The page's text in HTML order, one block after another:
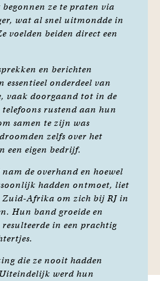
ze te praten via
wat al snel uitmondde in
voelden beiden direct een
en berichten
essentieel onderdeel van
vaak doorgaand tot in de
rustend aan hun
samen te zijn was
zelfs over het
een eigen bedrijf.
de overhand en hoewel
hadden ontmoet, liet
Afrika om zich bij RJ in
Hun band groeide en
in een prachtig
die ze nooit hadden
werd hun